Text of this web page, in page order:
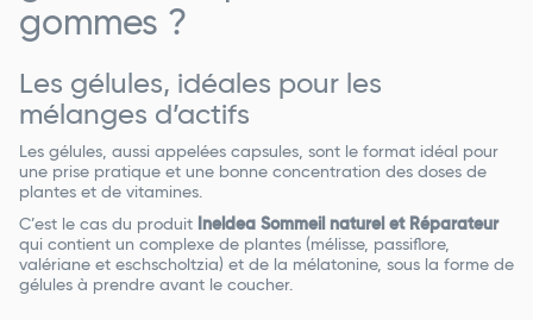
gommes ?
Les gélules, idéales pour les
mélanges d’actifs
Les gélules, aussi appelées capsules, sont le format idéal pour
une prise pratique et une bonne concentration des doses de
plantes et de vitamines.
C’est le cas du produit
Ineldea Sommeil naturel et Réparateur
qui contient un complexe de plantes (mélisse, passiflore,
valériane et eschscholtzia) et de la mélatonine, sous la forme de
gélules à prendre avant le coucher.